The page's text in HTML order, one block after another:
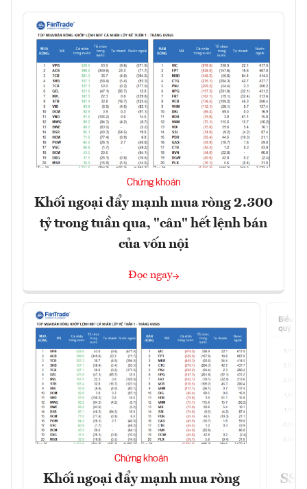
Chứng khoán
Khối ngoại đẩy mạnh mua ròng 2.300
tỷ trong tuần qua, "cân" hết lệnh bán
của vốn nội
Đọc ngay
Chứng khoán
Khối ngoại đẩy mạnh mua ròng
SSI